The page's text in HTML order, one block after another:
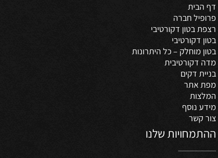
דף הבית
פרופיל חברה
רצפת בטון דקורטיבי
בטון דקורטיבי
בטון מוחלק – כל היתרונות
מדה דקורטיבית
בניית דקים
מפת אתר
המלצות
מידע נוסף
צור קשר
ההתמחויות שלנו